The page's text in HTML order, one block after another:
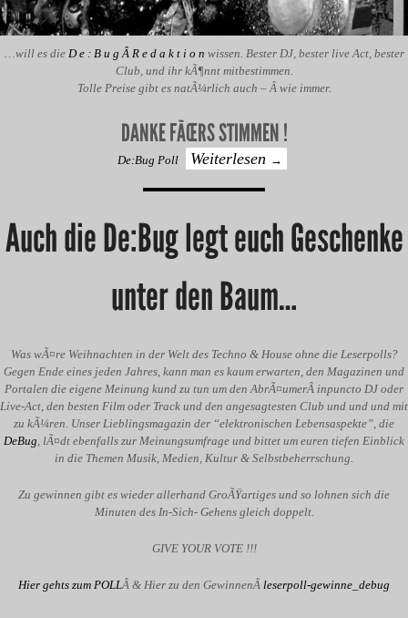
…will es die D e : B u g Â R e d a k t i o n wissen. Bester DJ, bester live Act, bester
Club, und ihr kÃ¶nnt mitbestimmen.
Tolle Preise gibt es natÃ¼rlich auch – Â wie immer.
DANKE FÃŒRS STIMMEN !
De:Bug Poll Weiterlesen →
Auch die De:Bug legt euch Geschenke
unter den Baum…
Was wÃ¤re Weihnachten in der Welt des Techno & House ohne die Leserpolls?
Gegen Ende eines jeden Jahres, kann man es kaum erwarten, den Magazinen und
Portalen die eigene Meinung kund zu tun um den AbrÃ¤umerÂ inpuncto DJ oder
Live-Act, den besten Film oder Track und den angesagtesten Club und und und mit
zu kÃ¼ren. Unser Lieblingsmagazin der “elektronischen Lebensaspekte”, die
DeBug , lÃ¤dt ebenfalls zur Meinungsumfrage und bittet um euren tiefen Einblick
in die Themen Musik, Medien, Kultur & Selbstbeherrschung.
Zu gewinnen gibt es wieder allerhand GroÃŸartiges und so lohnen sich die
Minuten des In-Sich- Gehens gleich doppelt.
GIVE YOUR VOTE !!!
Hier gehts zum POLLÂ & Hier zu den GewinnenÂ leserpoll-gewinne_debug